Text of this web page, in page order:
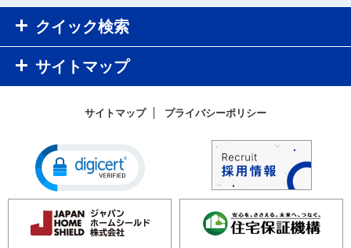
クイック検索
サイトマップ
サイトマップ プライバシーポリシー